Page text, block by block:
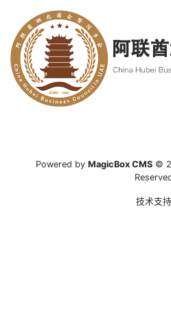
Powered by MagicBox CMS ©
技术支持